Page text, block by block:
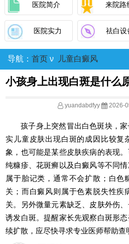
医院简介 来院路
医院实力 祛白设
导航： 首页 ν 儿童白癜风
小孩身上出现白斑是什么
yuandabdfyy 2026-
孩子身上突然冒出白色斑块，
实儿童皮肤出现白斑的成因比较复
象，也可能是某些皮肤疾病的表现
纯糠疹、花斑癣以及白癜风等不同
属于胎记类，通常不会扩散；白色
关；而白癜风则属于色素脱失性疾
关。另外微量元素缺乏、皮肤外伤
诱发白斑。提醒家长先观察白斑形
续扩散，应尽快寻求专业医师帮助查